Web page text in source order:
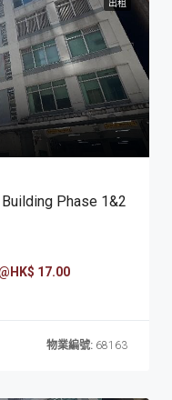
出租
Phase 1&2
17.00
物業編號: 68163